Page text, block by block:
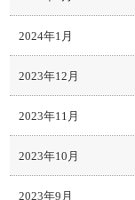
2024年1月
2023年12月
2023年11月
2023年10月
2023年9月